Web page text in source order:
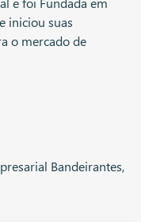
iniciou suas
o mercado de
Bandeirantes,